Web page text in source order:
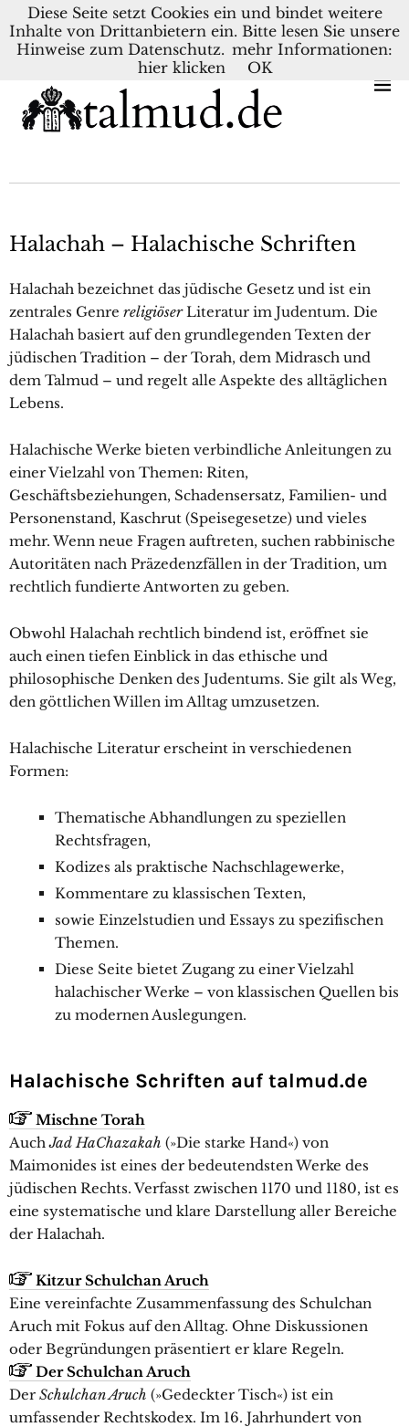
KONTAKT BLOG DEUTSCH NEDERLANDS
Halachah – Halachische Schriften
Halachah bezeichnet das jüdische Gesetz und ist ein
zentrales Genre religiöser Literatur im Judentum. Die
Halachah basiert auf den grundlegenden Texten der
jüdischen Tradition – der Torah, dem Midrasch und
dem Talmud – und regelt alle Aspekte des alltäglichen
Lebens.
Halachische Werke bieten verbindliche Anleitungen zu
einer Vielzahl von Themen: Riten,
Geschäftsbeziehungen, Schadensersatz, Familien- und
Personenstand, Kaschrut (Speisegesetze) und vieles
mehr. Wenn neue Fragen auftreten, suchen rabbinische
Autoritäten nach Präzedenzfällen in der Tradition, um
rechtlich fundierte Antworten zu geben.
Obwohl Halachah rechtlich bindend ist, eröffnet sie
auch einen tiefen Einblick in das ethische und
philosophische Denken des Judentums. Sie gilt als Weg,
den göttlichen Willen im Alltag umzusetzen.
Halachische Literatur erscheint in verschiedenen
Formen:
Thematische Abhandlungen zu speziellen
Rechtsfragen,
Kodizes als praktische Nachschlagewerke,
Kommentare zu klassischen Texten,
sowie Einzelstudien und Essays zu spezifischen
Themen.
Diese Seite bietet Zugang zu einer Vielzahl
halachischer Werke – von klassischen Quellen bis
zu modernen Auslegungen.
Halachische Schriften auf talmud.de
Mischne Torah
AuchJad HaChazakah (»Die starke Hand«) von
Maimonides ist eines der bedeutendsten Werke des
jüdischen Rechts. Verfasst zwischen 1170 und 1180, ist es
eine systematische und klare Darstellung aller Bereiche
der Halachah.
Kitzur Schulchan Aruch
Eine vereinfachte Zusammenfassung des Schulchan
Aruch mit Fokus auf den Alltag. Ohne Diskussionen
oder Begründungen präsentiert er klare Regeln.
Der Schulchan Aruch
Der Schulchan Aruch (»Gedeckter Tisch«) ist ein
umfassender Rechtskodex. Im 16. Jahrhundert von
Diese Seite setzt Cookies ein und bindet weitere
Inhalte von Drittanbietern ein. Bitte lesen Sie unsere
Hinweise zum Datenschutz. mehr Informationen:
hier klicken
OK